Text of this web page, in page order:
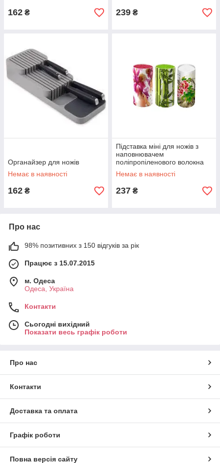
162 ₴ 239 ₴
Органайзер для ножів
Немає в наявності
162 ₴
Підставка міні для ножів з
наповнювачем
поліпропіленового волокна
14*9см
Немає в наявності
237 ₴
Про нас
98% позитивних з 150 відгуків за рік
Працює з 15.07.2015
м. Одеса
Одеса, Україна
Контакти
Сьогодні вихідний
Показати весь графік роботи
Про нас
Контакти
Доставка та оплата
Графік роботи
Повна версія сайту